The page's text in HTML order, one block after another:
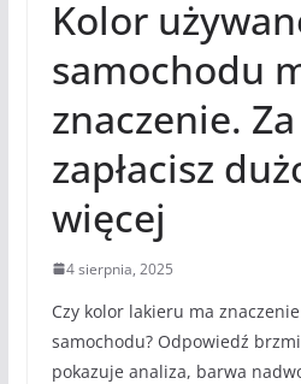
Kolor
samochodu
znaczenie.
zapłacisz
więcej
4 sierpnia, 2025
Czy kolor lakieru ma
samochodu? Odpowiedź
pokazuje analiza, barwa